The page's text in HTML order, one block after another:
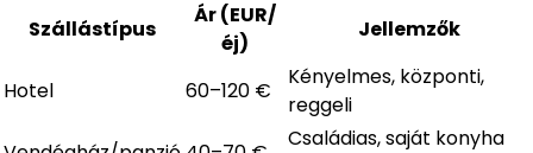
Szállástípus
Ár (EUR/
éj)
Jellemzők
Hotel 60–120 €
Kényelmes, központi,
reggeli
Családias, saját konyha